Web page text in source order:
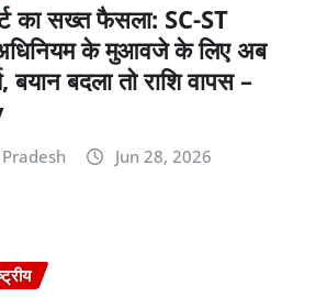
का सख्त फैसला: SC-ST
अधिनियम के मुआवजे के लिए अब
बयान बदला तो राशि वापस –
Jun 28, 2026